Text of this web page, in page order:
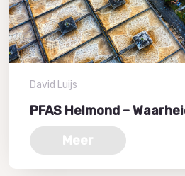
David Luijs
PFAS Helmond –
Meer